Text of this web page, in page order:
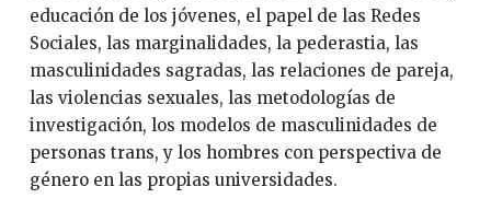
educación de los jóvenes, el papel de las Redes
Sociales, las marginalidades, la pederastia, las
masculinidades sagradas, las relaciones de pareja,
las violencias sexuales, las metodologías de
investigación, los modelos de masculinidades de
personas trans, y los hombres con perspectiva de
género en las propias universidades.